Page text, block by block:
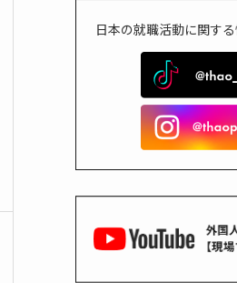
日本の就職活動に関す